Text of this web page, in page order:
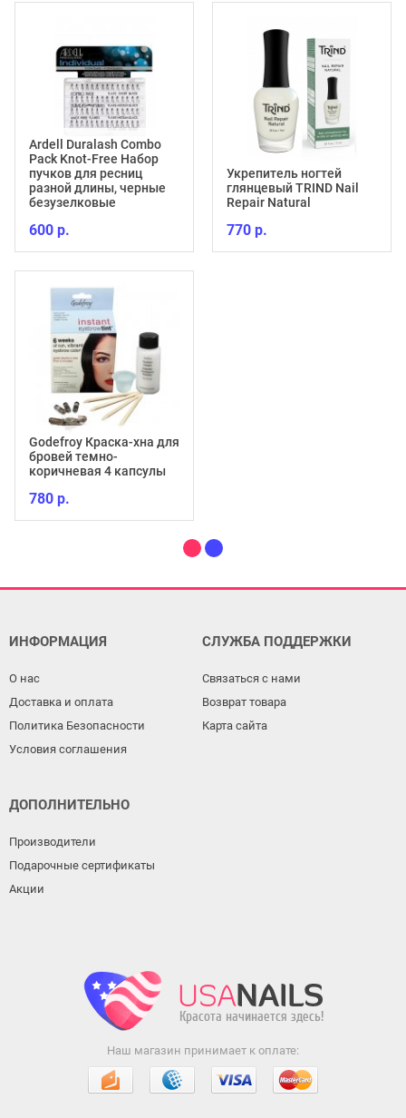
Ardell Duralash Combo
Pack Knot-Free Набор
пучков для ресниц
разной длины, черные
безузелковые
600 р.
Godefroy Краска-хна для
бровей темно-
коричневая 4 капсулы
780 р.
Укрепитель ногтей
глянцевый TRIND Nail
Repair Natural
770 р.
ИНФОРМАЦИЯ
О нас
Доставка и оплата
Политика Безопасности
Условия соглашения
СЛУЖБА ПОДДЕРЖКИ
Связаться с нами
Возврат товара
Карта сайта
ДОПОЛНИТЕЛЬНО
Производители
Подарочные сертификаты
Акции
Наш магазин принимает к оплате: